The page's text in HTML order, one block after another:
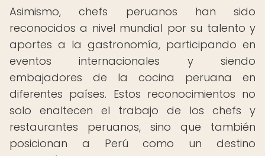
Asimismo, chefs peruanos han sido
reconocidos a nivel mundial por su talento y
aportes a la gastronomía, participando en
eventos internacionales y siendo
embajadores de la cocina peruana en
diferentes países. Estos reconocimientos no
solo enaltecen el trabajo de los chefs y
restaurantes peruanos, sino que también
posicionan a Perú como un destino